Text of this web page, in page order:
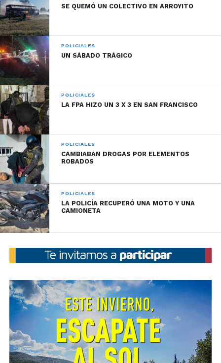
SE QUEMÓ UN COLECTIVO EN ARROYITO
POLICIALES
UN SÁBADO TRÁGICO
POLICIALES
LA FPA HIZO UN 3 X 3 EN SAN FRANCISCO
POLICIALES
CAMBIABAN DROGAS POR ELEMENTOS
ROBADOS
POLICIALES
LA POLICÍA RECUPERÓ UNA MOTO Y UNA
CAMIONETA